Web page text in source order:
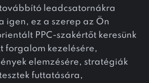
leadcsatornákra
igen, ez a szerep az Ön
PPC-szakértőt keresünk
forgalom kezelésére,
elemzésére, stratégiák
futtatására,